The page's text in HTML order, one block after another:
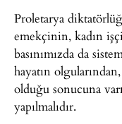
Proletarya
emekçinin, kadın
basınımızda da
hayatın
olduğu sonucuna
yapılmalıdır.